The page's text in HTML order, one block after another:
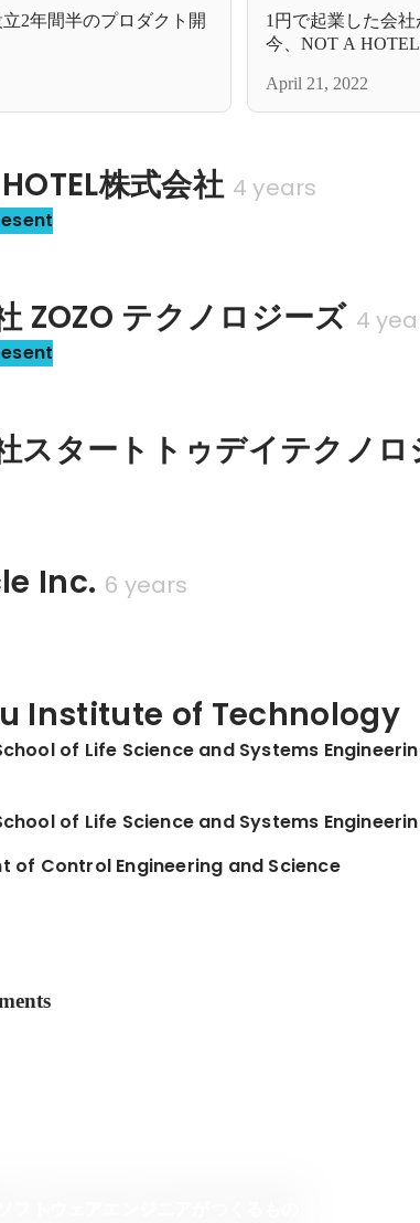
2年間半のプロダクト開
1円で起業した会社
今、NOT A
April 21, 2022
株式会社 4 years
ZOZO テクノロジーズ 4
スタートトゥデイテクノロ
Inc. 6 years
Institute of Technology
of Life Science and Systems
of Life Science and Systems
of Control Engineering and Science